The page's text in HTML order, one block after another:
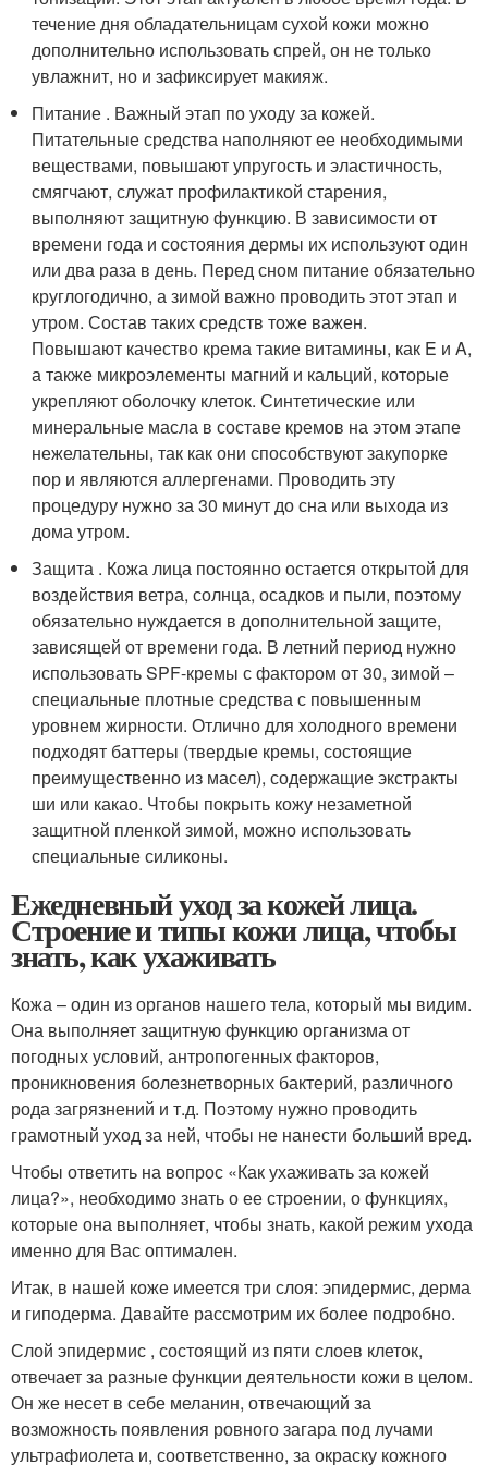
течение дня обладательницам сухой кожи можно
дополнительно использовать спрей, он не только
увлажнит, но и зафиксирует макияж.
Питание . Важный этап по уходу за кожей.
Питательные средства наполняют ее необходимыми
веществами, повышают упругость и эластичность,
смягчают, служат профилактикой старения,
выполняют защитную функцию. В зависимости от
времени года и состояния дермы их используют один
или два раза в день. Перед сном питание обязательно
круглогодично, а зимой важно проводить этот этап и
утром. Состав таких средств тоже важен.
Повышают качество крема такие витамины, как E и A,
а также микроэлементы магний и кальций, которые
укрепляют оболочку клеток. Синтетические или
минеральные масла в составе кремов на этом этапе
нежелательны, так как они способствуют закупорке
пор и являются аллергенами. Проводить эту
процедуру нужно за 30 минут до сна или выхода из
дома утром.
Защита . Кожа лица постоянно остается открытой для
воздействия ветра, солнца, осадков и пыли, поэтому
обязательно нуждается в дополнительной защите,
зависящей от времени года. В летний период нужно
использовать SPF-кремы с фактором от 30, зимой –
специальные плотные средства с повышенным
уровнем жирности. Отлично для холодного времени
подходят баттеры (твердые кремы, состоящие
преимущественно из масел), содержащие экстракты
ши или какао. Чтобы покрыть кожу незаметной
защитной пленкой зимой, можно использовать
специальные силиконы.
Ежедневный уход за кожей лица.
Строение и типы кожи лица, чтобы
знать, как ухаживать
Кожа – один из органов нашего тела, который мы видим.
Она выполняет защитную функцию организма от
погодных условий, антропогенных факторов,
проникновения болезнетворных бактерий, различного
рода загрязнений и т.д. Поэтому нужно проводить
грамотный уход за ней, чтобы не нанести больший вред.
Чтобы ответить на вопрос «Как ухаживать за кожей
лица?», необходимо знать о ее строении, о функциях,
которые она выполняет, чтобы знать, какой режим ухода
именно для Вас оптимален.
Итак, в нашей коже имеется три слоя: эпидермис, дерма
и гиподерма. Давайте рассмотрим их более подробно.
Слой эпидермис , состоящий из пяти слоев клеток,
отвечает за разные функции деятельности кожи в целом.
Он же несет в себе меланин, отвечающий за
возможность появления ровного загара под лучами
ультрафиолета и, соответственно, за окраску кожного